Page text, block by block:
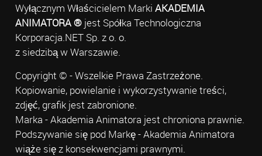
Wyłącznym Właścicielem Marki AKADEMIA
ANIMATORA ®jest Spółka Technologiczna
Korporacja.NET Sp. z o. o.
z siedzibą w Warszawie.
Copyright © - Wszelkie Prawa Zastrzeżone.
Kopiowanie, powielanie i wykorzystywanie treści,
zdjęć, grafik jest zabronione.
Marka - Akademia Animatora jest chroniona prawnie.
Podszywanie się pod Markę - Akademia Animatora
wiąże się z konsekwencjami prawnymi.